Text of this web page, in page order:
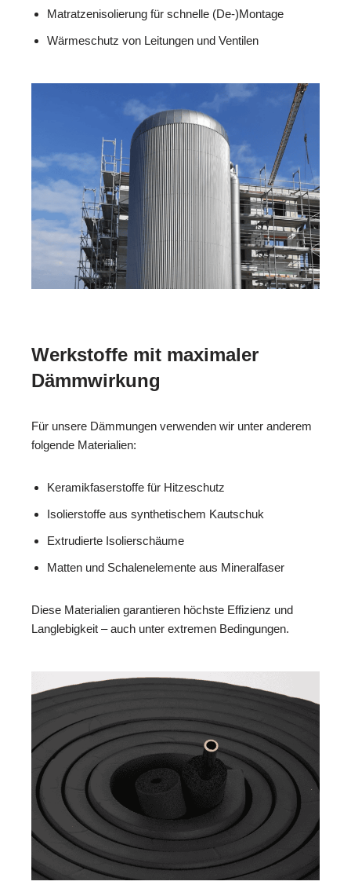
Matratzenisolierung für schnelle (De-)Montage
Wärmeschutz von Leitungen und Ventilen
Werkstoffe mit maximaler
Dämmwirkung
Für unsere Dämmungen verwenden wir unter anderem
folgende Materialien:
Keramikfaserstoffe für Hitzeschutz
Isolierstoffe aus synthetischem Kautschuk
Extrudierte Isolierschäume
Matten und Schalenelemente aus Mineralfaser
Diese Materialien garantieren höchste Effizienz und
Langlebigkeit – auch unter extremen Bedingungen.